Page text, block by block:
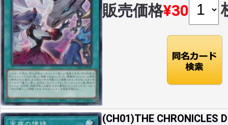
販売価格¥30
(CH01)THE CHRONICLES